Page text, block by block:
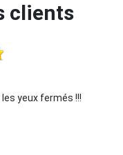
clients
yeux fermés !!!